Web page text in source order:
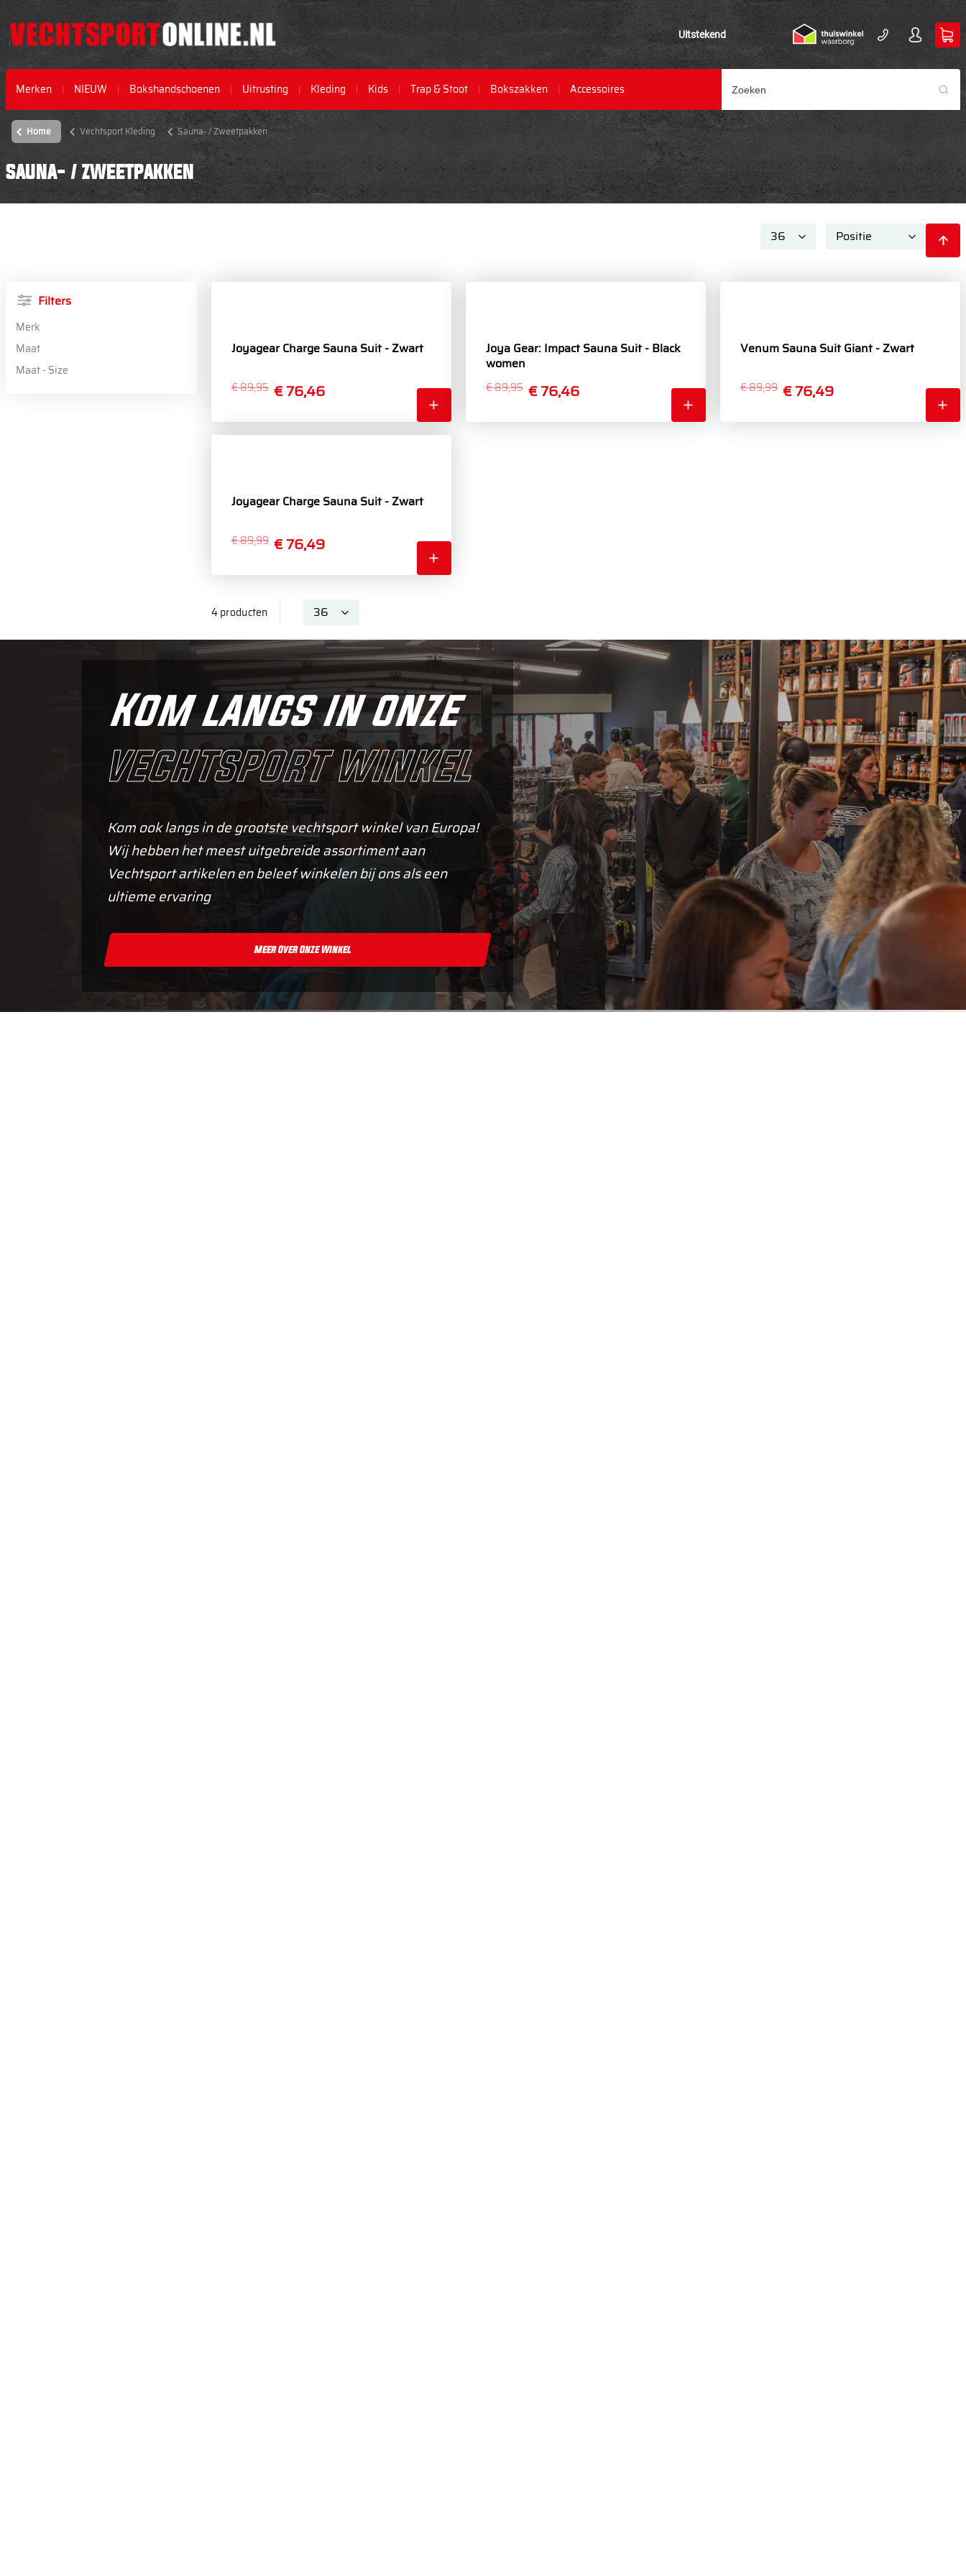
Uitstekend
Merken NIEUW Bokshandschoenen Uitrusting Kleding Kids Trap & Stoot Bokszakken Accessoires
Home Vechtsport Kleding Sauna- / Zweetpakken
SAUNA- / ZWEETPAKKEN
Filters
Merk
Maat
Maat - Size
Joyagear Charge Sauna Suit - Zwart
€ 76,46
€ 89,95
Joya Gear: Impact Sauna Suit - Black
women
€ 76,46
€ 89,95
Venum Sauna Suit Giant - Zwart
€ 76,49
€ 89,99
Joyagear Charge Sauna Suit - Zwart
€ 76,49
€ 89,99
4 producten
Kom langs in onze
vechtsport winkel
Kom ook langs in de grootste vechtsport winkel van Europa!
Wij hebben het meest uitgebreide assortiment aan
Vechtsport artikelen en beleef winkelen bij ons als een
ultieme ervaring
Meer Over Onze Winkel